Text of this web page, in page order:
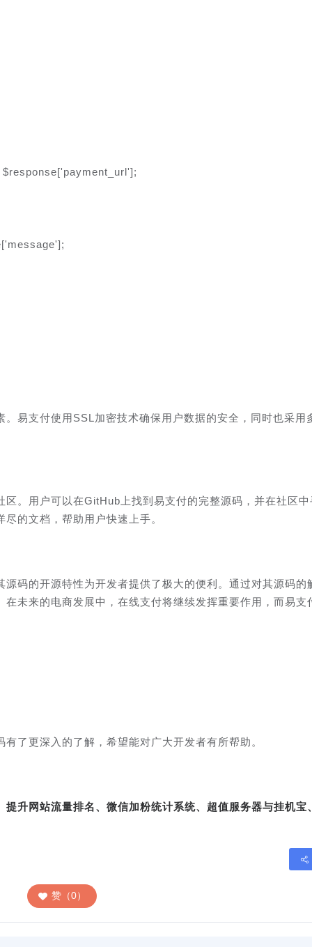
$response['payment_url'];
易支付使用SSL加密技术确保用户数据的安全，同时也采用
。用户可以在GitHub上找到易支付的完整源码，并在社区
的文档，帮助用户快速上手。
码的开源特性为开发者提供了极大的便利。通过对其源码的
未来的电商发展中，在线支付将继续发挥重要作用，而易支
了更深入的了解，希望能对广大开发者有所帮助。
升网站流量排名、微信加粉统计系统、超值服务器与挂机宝
赞（0）